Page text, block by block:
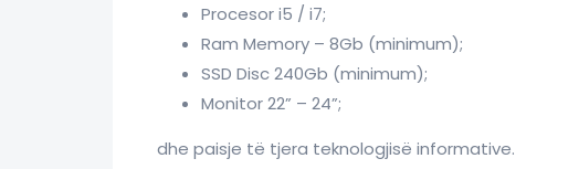
Procesor i5 / i7;
Ram Memory – 8Gb (minimum);
SSD Disc 240Gb (minimum);
Monitor 22” – 24”;
dhe paisje të tjera teknologjisë informative.